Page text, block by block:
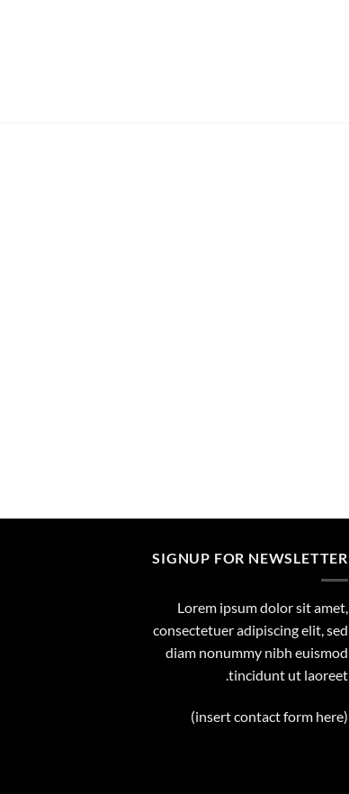
SIGNUP FOR NEWSLETTER
Lorem ipsum dolor sit amet,
consectetuer adipiscing elit, sed
diam nonummy nibh euismod
tincidunt ut laoreet.
(insert contact form here)